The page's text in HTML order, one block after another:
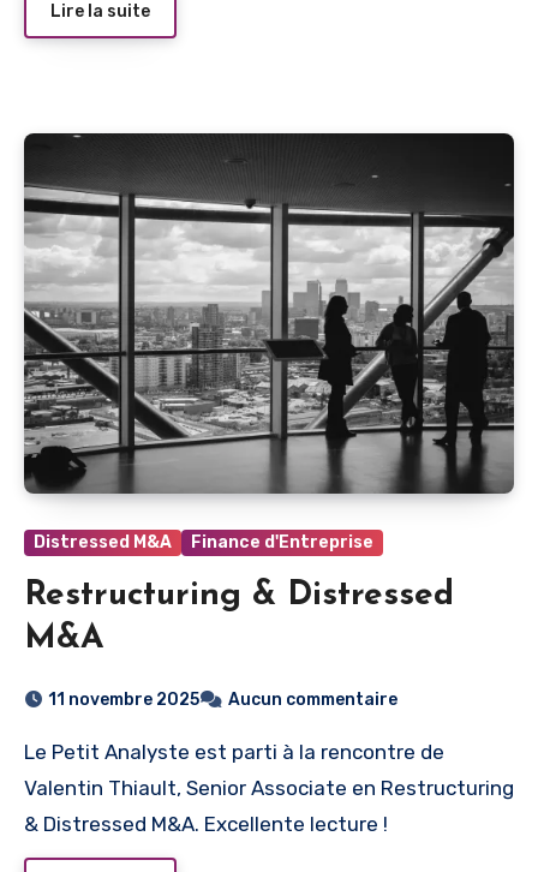
Lire la suite
Distressed M&A Finance d'Entreprise
Restructuring & Distressed
M&A
11 novembre 2025 Aucun commentaire
Le Petit Analyste est parti à la rencontre de
Valentin Thiault, Senior Associate en Restructuring
& Distressed M&A. Excellente lecture !